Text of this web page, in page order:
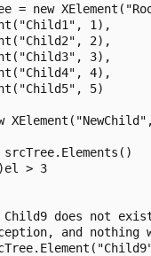
= new
1),
2),
3),
4),
5)
> 3
Child9 does not
and nothing